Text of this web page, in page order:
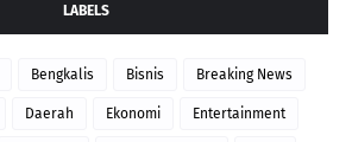
LABELS
Bengkalis Bisnis Breaking News
Daerah Ekonomi Entertainment